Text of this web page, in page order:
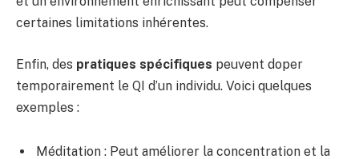
certaines limitations inhérentes.
Enfin, des pratiques spécifiques peuvent doper
temporairement le QI d’un individu. Voici quelques
exemples :
Méditation : Peut améliorer la concentration et la